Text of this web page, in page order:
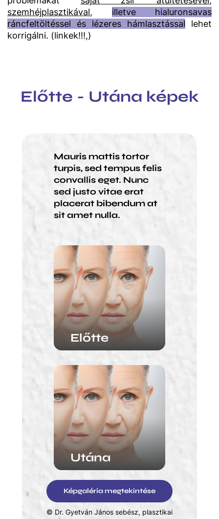
szemhéjplasztikával, illetve hialuronsavas
ráncfeltöltéssel és lézeres hámlasztással lehet
korrigálni. (linkek!!!,)
Előtte - Utána képek
Mauris mattis tortor
turpis, sed tempus felis
convallis eget. Nunc
sed justo vitae erat
placerat bibendum at
sit amet nulla.
Előtte
Utána
Képgaléria megtekintése
© Dr. Gyetván János sebész, plasztikai